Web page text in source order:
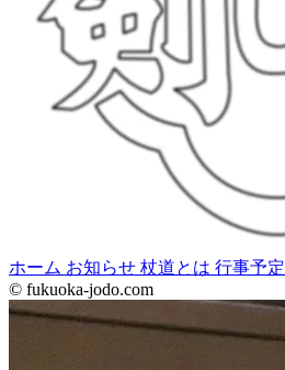
ホーム お知らせ 杖道とは 行事予定
© fukuoka-jodo.com